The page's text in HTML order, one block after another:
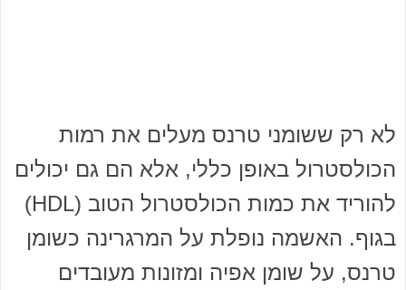
לא רק ששומני טרנס מעלים את רמות
הכולסטרול באופן כללי, אלא הם גם יכולים
להוריד את כמות הכולסטרול הטוב (HDL)
בגוף. האשמה נופלת על המרגרינה כשומן
טרנס, על שומן אפיה ומזונות מעובדים